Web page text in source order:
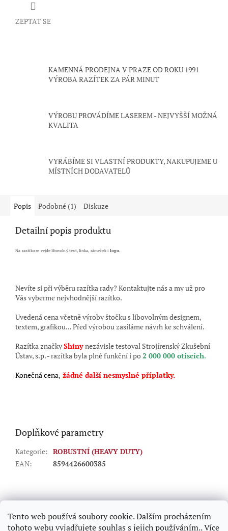
Tento web používá soubory cookie. Dalším procházením
tohoto webu vyjadřujete souhlas s jejich používáním.. Více
ZEPTAT SE
KAMENNÁ PRODEJNA V PRAZE OD ROKU 1991
VÝROBA RAZÍTEK ZA PÁR MINUT
VÝROBU PROVÁDÍME LASEREM - NEJVYŠŠÍ MOŽNÁ
KVALITA
VYRÁBÍME SI VLASTNÍ PRODUKTY, NAKUPUJEME U
MÍSTNÍCH DODAVATELŮ
Popis Podobné (1) Diskuze
Detailní popis produktu
Na razítko se vejde libovolný text, linka, rámeček i logo.
Nevíte si při výběru razítka rady? Kontaktujte nás a my už pro
Vás vyberme nejvhodnější razítko.
Uvedená cena včetně výroby štočku s libovolným designem,
textem, grafikou... Před výrobou zasíláme návrh ke schválení.
Razítka značkyShiny nezávisle testoval Strojírenský Zkušební
Ústav, s.p. - razítka byla plně funkční i po2 000 000 otiscích.
Konečná cena, žádné další nesmyslné příplatky.
Doplňkové parametry
Kategorie: ROBUSTNÍ (HEAVY DUTY)
EAN: 8594426600385
á